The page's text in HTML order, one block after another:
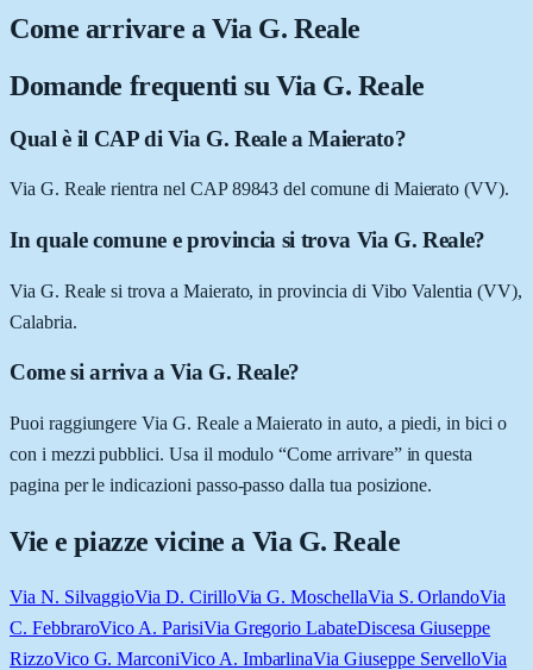
Come arrivare aVia G. Reale
Domande frequenti su Via G. Reale
Qual è il CAP di Via G. Reale a Maierato?
Via G. Reale rientra nel CAP 89843 del comune di Maierato (VV).
In quale comune e provincia si trova Via G. Reale?
Via G. Reale si trova a Maierato, in provincia di Vibo Valentia (VV),
Calabria.
Come si arriva a Via G. Reale?
Puoi raggiungere Via G. Reale a Maierato in auto, a piedi, in bici o
con i mezzi pubblici. Usa il modulo “Come arrivare” in questa
pagina per le indicazioni passo-passo dalla tua posizione.
Vie e piazze vicine a Via G. Reale
Via N. SilvaggioVia D. CirilloVia G. MoschellaVia S. OrlandoVia
C. FebbraroVico A. ParisiVia Gregorio LabateDiscesa Giuseppe
RizzoVico G. MarconiVico A. ImbarlinaVia Giuseppe ServelloVia